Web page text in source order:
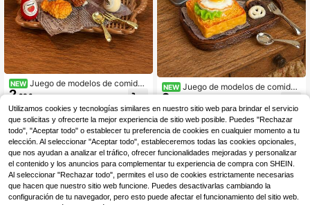
NEW Juego de modelos de comida r
ápida en miniatura para casa de mu
ñecas, escala 1:12, modelos de ham
burguesa, pollo frito, café, postre y
botella de salsa, con modelos de ba
ndeja y utensilios, decoración de es
cena de restaurante en miniatura y
accesorios para fotografía
2,28€
NEW Juego de modelos de comida
de desayuno para casa de muñeca
s en miniatura, escala 1:12, huevos,
tostadas, frasco de mermelada, lec
he y modelos de donuts con bandej
a, decoración de escena de cocina
de casa de muñecas en miniatura y
accesorios de fotografía
2
Utilizamos cookies y tecnologías similares en nuestro sitio web para brindar el servicio
que solicitas y ofrecerte la mejor experiencia de sitio web posible. Puedes "Rechazar
todo", "Aceptar todo" o establecer tu preferencia de cookies en cualquier momento a tu
elección. Al seleccionar "Aceptar todo", estableceremos todas las cookies opcionales,
que nos ayudan a analizar el tráfico, ofrecer funcionalidades mejoradas y personalizar
el contenido y los anuncios para complementar tu experiencia de compra con SHEIN.
Al seleccionar "Rechazar todo", permites el uso de cookies estrictamente necesarias
que hacen que nuestro sitio web funcione. Puedes desactivarlas cambiando la
configuración de tu navegador, pero esto puede afectar el funcionamiento del sitio web.